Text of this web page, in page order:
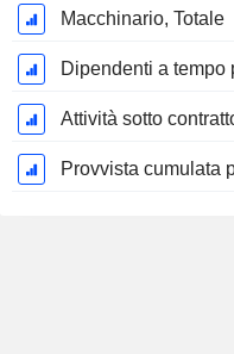
Macchinario, Totale
Dipendenti a tempo